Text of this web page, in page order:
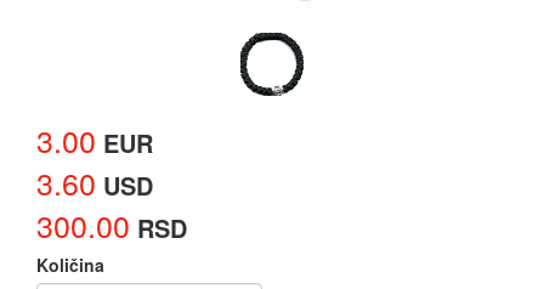
3.00 EUR
3.60 USD
300.00 RSD
Količina